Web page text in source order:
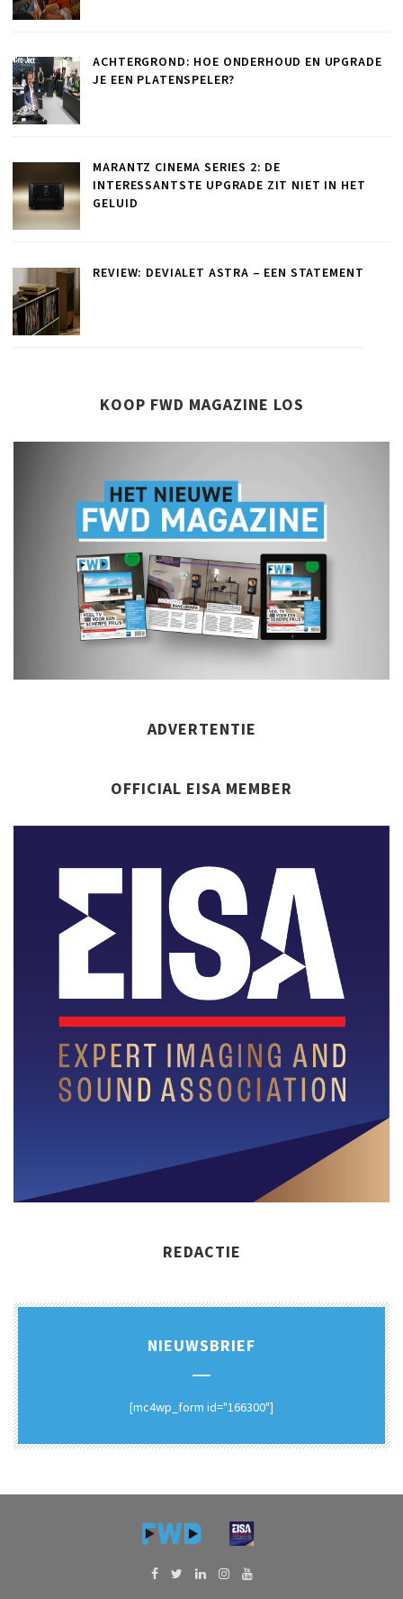
ACHTERGROND: HOE ONDERHOUD EN UPGRADE
JE EEN PLATENSPELER?
MARANTZ CINEMA SERIES 2: DE
INTERESSANTSTE UPGRADE ZIT NIET IN HET
GELUID
REVIEW: DEVIALET ASTRA – EEN STATEMENT
KOOP FWD MAGAZINE LOS
ADVERTENTIE
OFFICIAL EISA MEMBER
REDACTIE
NIEUWSBRIEF
[mc4wp_form id="166300"]